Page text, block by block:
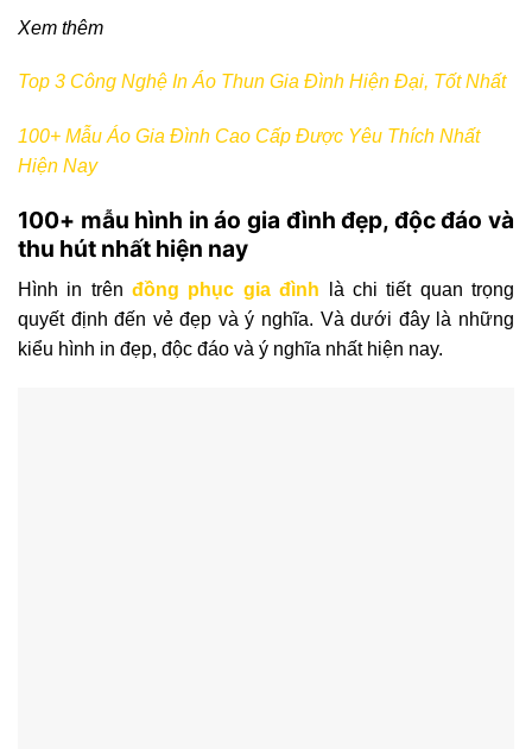
Xem thêm
Top 3 Công Nghệ In Áo Thun Gia Đình Hiện Đại, Tốt Nhất
100+ Mẫu Áo Gia Đình Cao Cấp Được Yêu Thích Nhất
Hiện Nay
100+ mẫu hình in áo gia đình đẹp, độc đáo và
thu hút nhất hiện nay
Hình in trênđồng phục gia đình là chi tiết quan trọng
quyết định đến vẻ đẹp và ý nghĩa. Và dưới đây là những
kiểu hình in đẹp, độc đáo và ý nghĩa nhất hiện nay.